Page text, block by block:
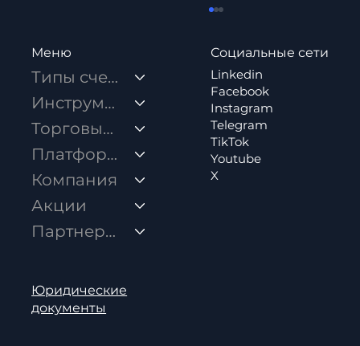
Как внести депозит в Rock-West?
Меню
Типы счетов
Инструменты
Торговые условия
Платформы
Компания
Акции
Партнерство
Юридические
документы
Социальные сети
Linkedin
Facebook
Instagram
Telegram
TikTok
Youtube
X